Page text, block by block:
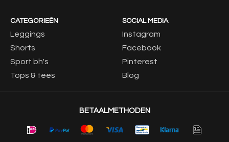
CATEGORIEËN
Leggings
Shorts
Sport bh's
Tops & tees
SOCIAL MEDIA
Instagram
Facebook
Pinterest
Blog
BETAALMETHODEN